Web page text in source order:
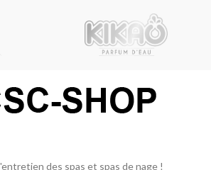
des spas et spas de nage !